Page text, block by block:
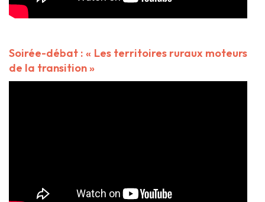
Soirée-débat : « Les territoires ruraux moteurs
de la transition »